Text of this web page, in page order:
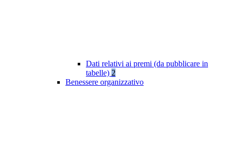
Dati relativi ai premi (da pubblicare in
tabelle) 2
Benessere organizzativo